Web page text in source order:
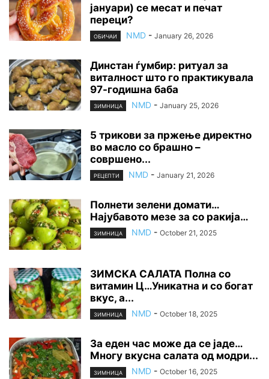
јануари) се месат и печат
переци?
ОБИЧАИ NMD - January 26, 2026
Динстан ѓумбир: ритуал за
виталност што го практикувала
97-годишна баба
ЗИМНИЦА NMD - January 25, 2026
5 трикови за пржење директно
во масло со брашно –
совршено...
РЕЦЕПТИ NMD - January 21, 2026
Полнети зелени домати…
Најубавото мезе за со ракија…
ЗИМНИЦА NMD - October 21, 2025
ЗИМСКА САЛАТА Полна со
витамин Ц…Уникатна и со богат
вкус, а...
ЗИМНИЦА NMD - October 18, 2025
За еден час може да се јаде…
Многу вкусна салата од модри...
ЗИМНИЦА NMD - October 16, 2025